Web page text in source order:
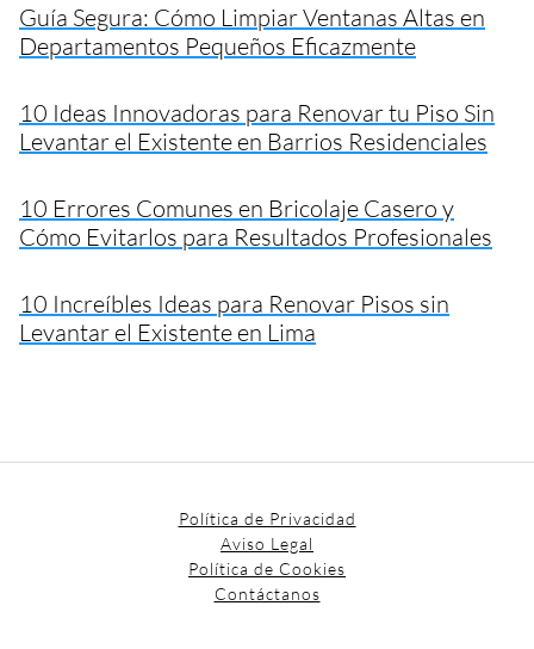
Guía Segura: Cómo Limpiar Ventanas Altas en
Departamentos Pequeños Eficazmente
10 Ideas Innovadoras para Renovar tu Piso Sin
Levantar el Existente en Barrios Residenciales
10 Errores Comunes en Bricolaje Casero y
Cómo Evitarlos para Resultados Profesionales
10 Increíbles Ideas para Renovar Pisos sin
Levantar el Existente en Lima
Política de Privacidad
Aviso Legal
Política de Cookies
Contáctanos